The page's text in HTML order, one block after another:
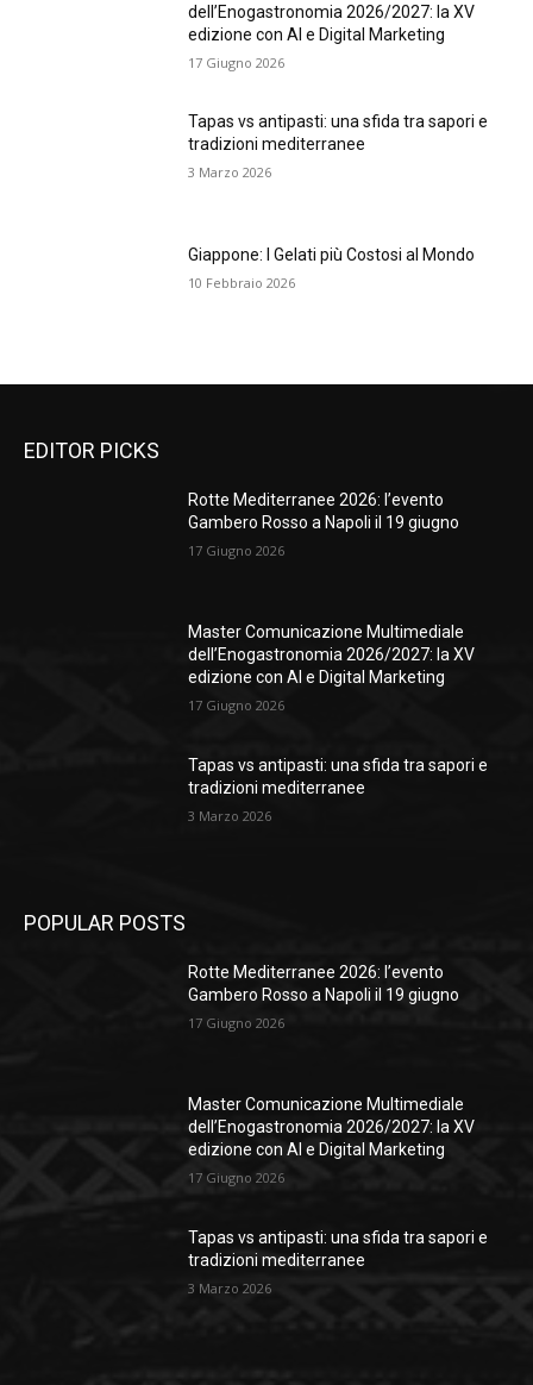
dell’Enogastronomia 2026/2027: la XV
edizione con AI e Digital Marketing
17 Giugno 2026
Tapas vs antipasti: una sfida tra sapori e
tradizioni mediterranee
3 Marzo 2026
Giappone: I Gelati più Costosi al Mondo
10 Febbraio 2026
EDITOR PICKS
Rotte Mediterranee 2026: l’evento
Gambero Rosso a Napoli il 19 giugno
17 Giugno 2026
Master Comunicazione Multimediale
dell’Enogastronomia 2026/2027: la XV
edizione con AI e Digital Marketing
17 Giugno 2026
Tapas vs antipasti: una sfida tra sapori e
tradizioni mediterranee
3 Marzo 2026
POPULAR POSTS
Rotte Mediterranee 2026: l’evento
Gambero Rosso a Napoli il 19 giugno
17 Giugno 2026
Master Comunicazione Multimediale
dell’Enogastronomia 2026/2027: la XV
edizione con AI e Digital Marketing
17 Giugno 2026
Tapas vs antipasti: una sfida tra sapori e
tradizioni mediterranee
3 Marzo 2026